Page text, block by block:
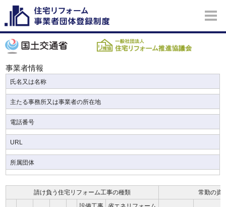
事業者情報
氏名又は名称
主たる事務所又は事業者の所在地
電話番号
URL
所属団体
請け負う住宅リフォーム工事の種類 常勤の資